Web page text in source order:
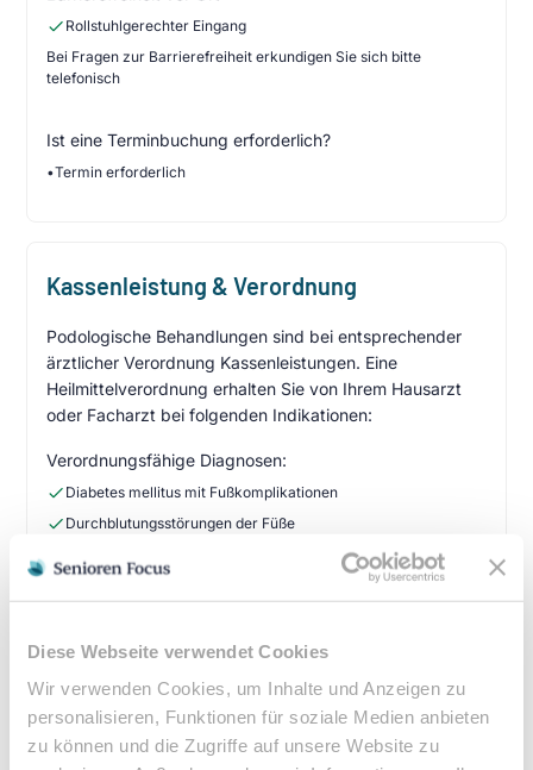
Diese Webseite verwendet Cookies
Wir verwenden Cookies, um Inhalte und Anzeigen zu
personalisieren, Funktionen für soziale Medien anbieten
zu können und die Zugriffe auf unsere Website zu
Rollstuhlgerechter Eingang
Bei Fragen zur Barrierefreiheit erkundigen Sie sich bitte
telefonisch
Ist eine Terminbuchung erforderlich?
•Termin erforderlich
Kassenleistung & Verordnung
Podologische Behandlungen sind bei entsprechender
ärztlicher Verordnung Kassenleistungen. Eine
Heilmittelverordnung erhalten Sie von Ihrem Hausarzt
oder Facharzt bei folgenden Indikationen:
Verordnungsfähige Diagnosen:
Diabetes mellitus mit Fußkomplikationen
Durchblutungsstörungen der Füße
Zuzahlung & Kosten:
•
10% Zuzahlung pro Behandlung (mind. 5€, max. 10€)
Befreiung bei chronischen Erkrankungen möglich
•Privatleistungen nach individueller Vereinbarung